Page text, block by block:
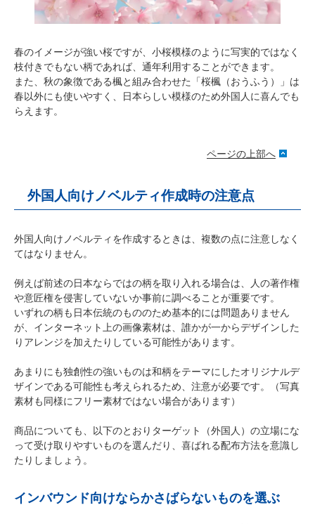
春のイメージが強い桜ですが、小桜模様のように写実的ではなく
枝付きでもない柄であれば、通年利用することができます。
また、秋の象徴である楓と組み合わせた「桜楓（おうふう）」は
春以外にも使いやすく、日本らしい模様のため外国人に喜んでも
らえます。
ページの上部へ
外国人向けノベルティ作成時の注意点
外国人向けノベルティを作成するときは、複数の点に注意しなく
てはなりません。
例えば前述の日本ならではの柄を取り入れる場合は、人の著作権
や意匠権を侵害していないか事前に調べることが重要です。
いずれの柄も日本伝統のもののため基本的には問題ありません
が、インターネット上の画像素材は、誰かが一からデザインした
りアレンジを加えたりしている可能性があります。
あまりにも独創性の強いものは和柄をテーマにしたオリジナルデ
ザインである可能性も考えられるため、注意が必要です。（写真
素材も同様にフリー素材ではない場合があります）
商品についても、以下のとおりターゲット（外国人）の立場にな
って受け取りやすいものを選んだり、喜ばれる配布方法を意識し
たりしましょう。
インバウンド向けならかさばらないものを選ぶ